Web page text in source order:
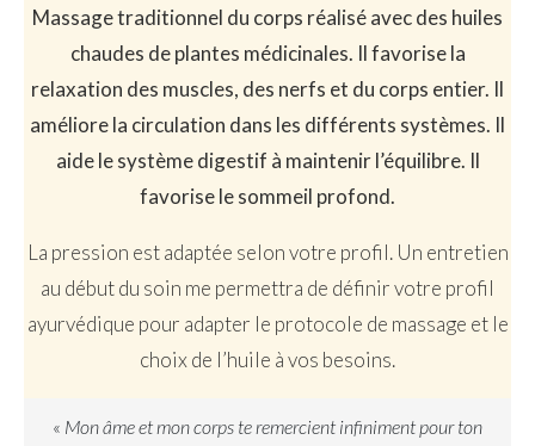
Massage traditionnel du corps réalisé avec des huiles
chaudes de plantes médicinales. Il favorise la
relaxation des muscles, des nerfs et du corps entier. Il
améliore la circulation dans les différents systèmes. Il
aide le système digestif à maintenir l’équilibre. Il
favorise le sommeil profond.
La pression est adaptée selon votre profil. Un entretien
au début du soin me permettra de définir votre profil
ayurvédique pour adapter le protocole de massage et le
choix de l’huile à vos besoins.
« Mon âme et mon corps te remercient infiniment pour ton